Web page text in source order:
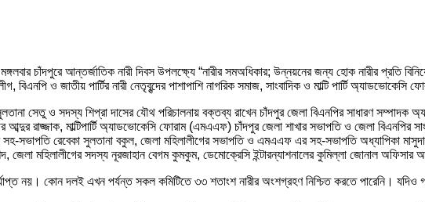
চাঁদপুরে আন্তর্জাতিক নারী দিবস উপলক্ষ্যে “নারীর সমঅধিকার; উন্নয়নের জন্য হোক নারীর প্রতি
ও জাতীয় পার্টির নারী নেতৃবৃন্দের পাশাপাশি নাগরিক সমাজ, সাংবাদিক ও মাল্টি পার্টি অ্যাডভোকেসি
সেতু ও সদস্য শিপ্রা দাসের যৌথ পরিচালনায় বক্তব্য রাখেন চাঁদপুর জেলা বিএনপির সাধারণ
রাজ্জাক, মাল্টিপার্টি অ্যাডভোকেসি ফোরাম (এমএএফ) চাঁদপুর জেলা শাখার সভাপতি ও জেলা বিএনপির
সভাপতি রেবেকা সুলতানা বকুল, জেলা মহিলালীগের সভাপতি ও এমএএফ এর সহ-সভাপতি অধ্যাপিকা
মহিলালীগের সদস্য নূরজাহান বেগম কুমকুম, ডেমোক্রেসি ইন্টারন্যাশনালের কুমিল্লা জোনাল অফিসার
নয়। কোন দলই এখন পর্যন্ত সকল কমিটিতে ৩৩ শতাংশ নারীর অংশগ্রহণ নিশ্চিত করতে পারেনি।